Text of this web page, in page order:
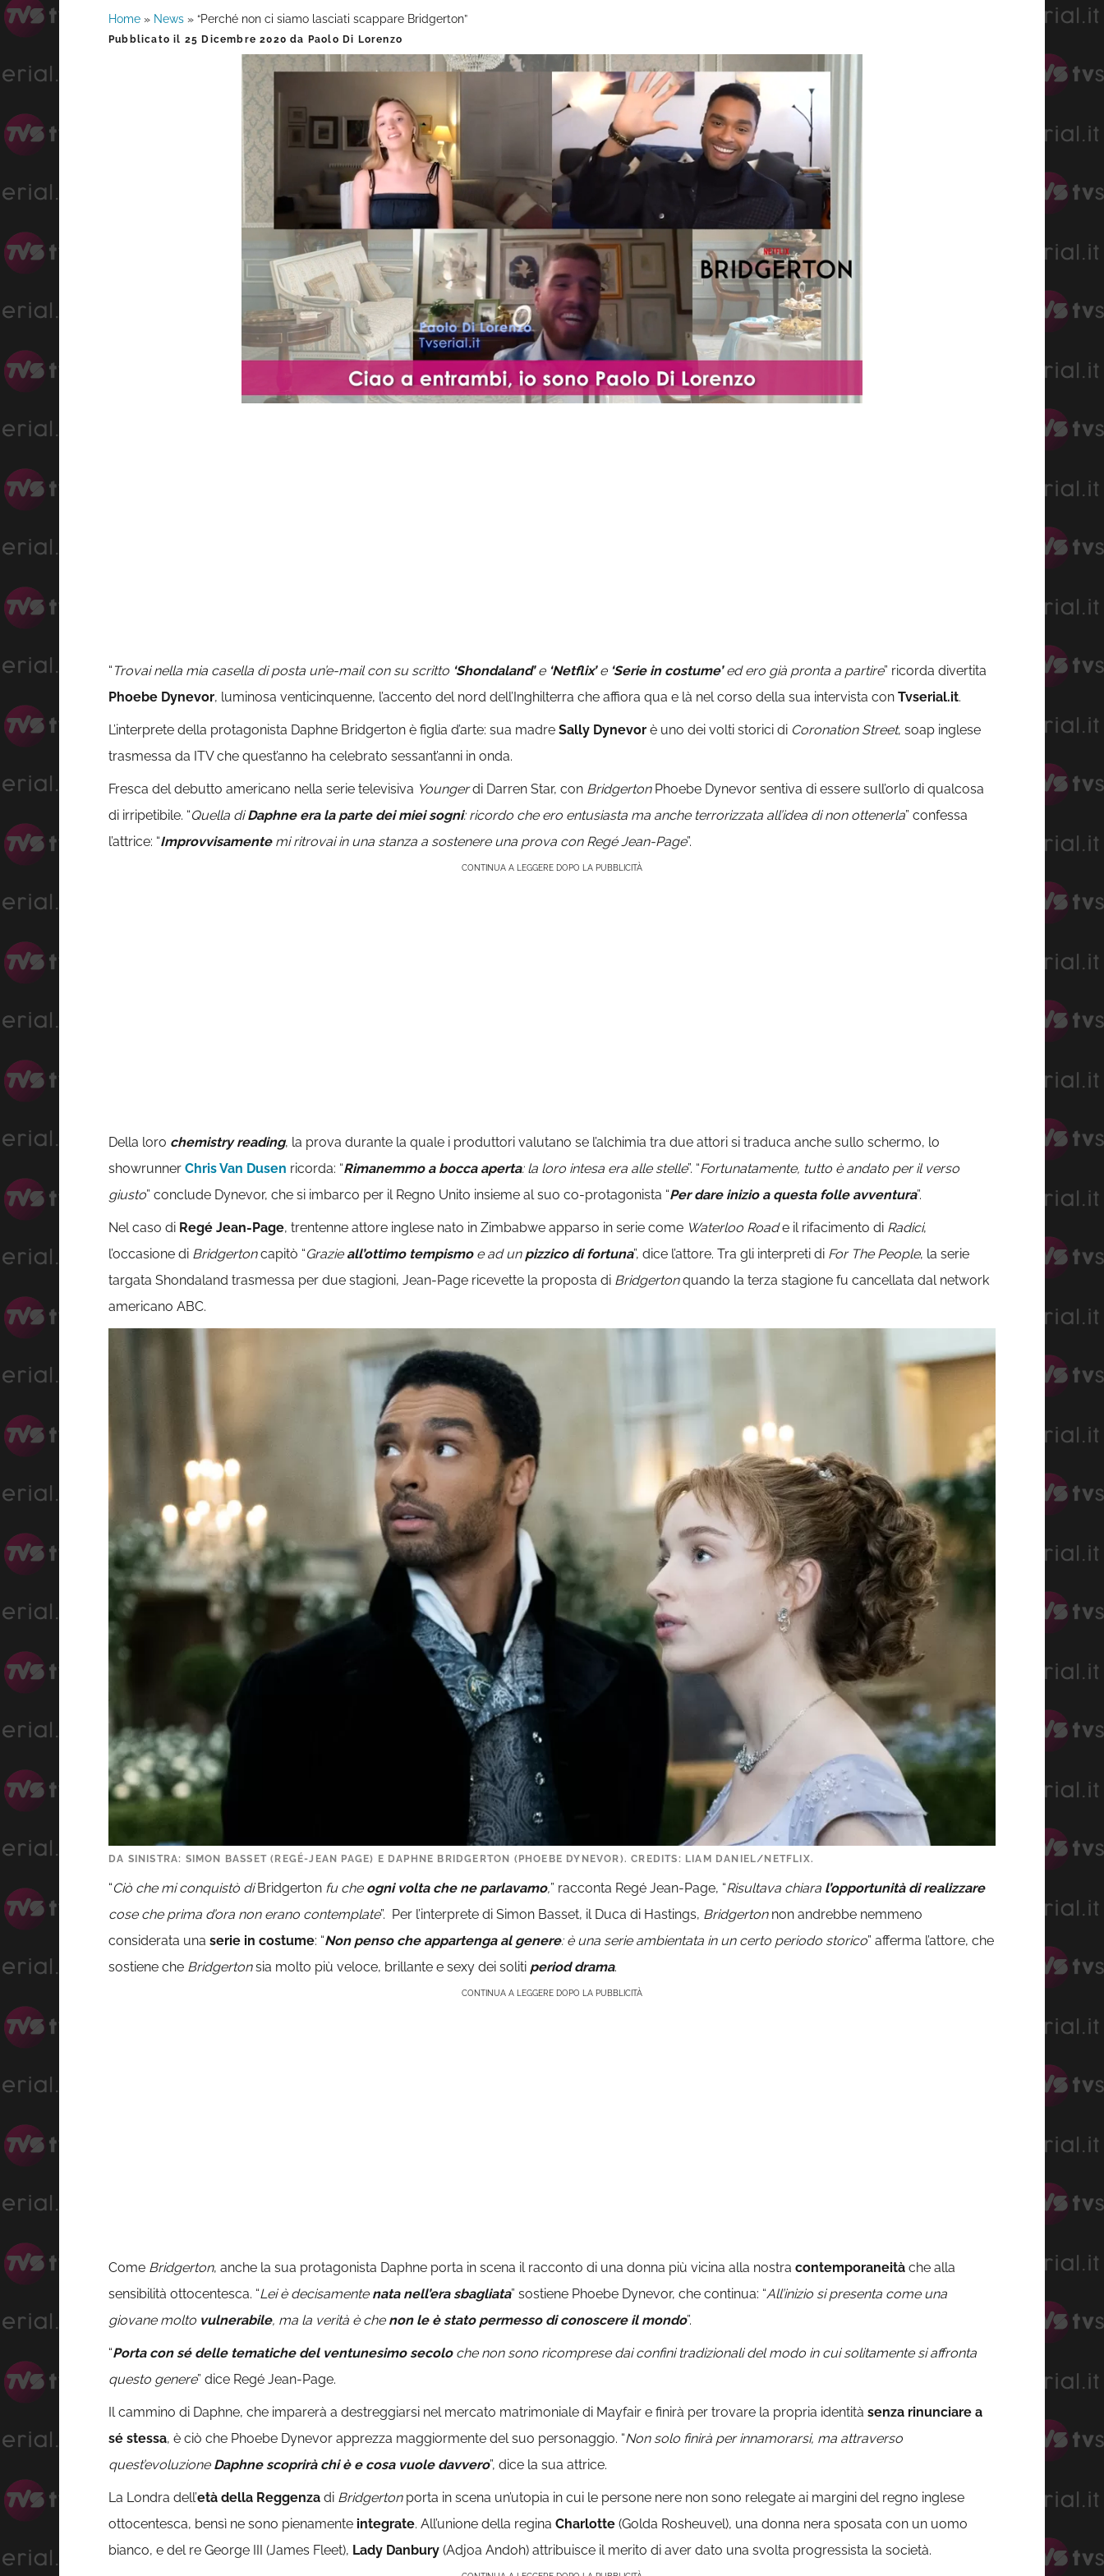
Home » News » “Perché non ci siamo lasciati scappare Bridgerton”
Pubblicato il 25 Dicembre 2020 da Paolo Di Lorenzo
Unmute
Loaded:
0%
Progress:
0%
“ Trovai nella mia casella di posta un’e-mail con su scritto ‘Shondaland’e ‘Netflix’e ‘Serie in costume’ed ero già pronta a partire” ricorda divertita
Phoebe Dynevor, luminosa venticinquenne, l’accento del nord dell’Inghilterra che affiora qua e là nel corso della sua intervista con Tvserial.it.
L’interprete della protagonista Daphne Bridgerton è figlia d’arte: sua madre Sally Dynevor è uno dei volti storici di Coronation Street, soap inglese
trasmessa da ITV che quest’anno ha celebrato sessant’anni in onda.
Fresca del debutto americano nella serie televisiva Youngerdi Darren Star, con BridgertonPhoebe Dynevor sentiva di essere sull’orlo di qualcosa
di irripetibile. “Quella diDaphne era la parte dei miei sogni: ricordo che ero entusiasta ma anche terrorizzata all’idea di non ottenerla” confessa
l’attrice: “Improvvisamentemi ritrovai in una stanza a sostenere una prova con Regé Jean-Page”.
CONTINUA A LEGGERE DOPO LA PUBBLICITÀ
Della loro chemistry reading, la prova durante la quale i produttori valutano se l’alchimia tra due attori si traduca anche sullo schermo, lo
showrunner Chris Van Dusen ricorda: “Rimanemmo a bocca aperta: la loro intesa era alle stelle”. “Fortunatamente, tutto è andato per il verso
giusto” conclude Dynevor, che si imbarco per il Regno Unito insieme al suo co-protagonista “Per dare inizio a questa folle avventura”.
Nel caso di Regé Jean-Page, trentenne attore inglese nato in Zimbabwe apparso in serie come Waterloo Roade il rifacimento di Radici,
l’occasione di Bridgertoncapitò “Grazie all’ottimo tempismoe ad un pizzico di fortuna”, dice l’attore. Tra gli interpreti di For The People, la serie
targata Shondaland trasmessa per due stagioni, Jean-Page ricevette la proposta di Bridgertonquando la terza stagione fu cancellata dal network
americano ABC.
DA SINISTRA: SIMON BASSET (REGÉ-JEAN PAGE) E DAPHNE BRIDGERTON (PHOEBE DYNEVOR). CREDITS: LIAM DANIEL/NETFLIX.
“Ciò che mi conquistò di Bridgerton fu che ogni volta che ne parlavamo,” racconta Regé Jean-Page, “Risultava chiara l’opportunità di realizzare
cose che prima d’ora non erano contemplate”. Per l’interprete di Simon Basset, il Duca di Hastings, Bridgertonnon andrebbe nemmeno
considerata una serie in costume: “Non penso che appartenga al genere: è una serie ambientata in un certo periodo storico” afferma l’attore, che
sostiene che Bridgertonsia molto più veloce, brillante e sexy dei soliti period drama.
CONTINUA A LEGGERE DOPO LA PUBBLICITÀ
Come Bridgerton, anche la sua protagonista Daphne porta in scena il racconto di una donna più vicina alla nostra contemporaneità che alla
sensibilità ottocentesca. “Lei è decisamente nata nell’era sbagliata” sostiene Phoebe Dynevor, che continua: “All’inizio si presenta come una
giovane molto vulnerabile, ma la verità è che non le è stato permesso di conoscere il mondo”.
“Porta con sé delle tematiche del ventunesimo secoloche non sono ricomprese dai confini tradizionali del modo in cui solitamente si affronta
questo genere” dice Regé Jean-Page.
Il cammino di Daphne, che imparerà a destreggiarsi nel mercato matrimoniale di Mayfair e finirà per trovare la propria identità senza rinunciare a
sé stessa, è ciò che Phoebe Dynevor apprezza maggiormente del suo personaggio. “Non solo finirà per innamorarsi, ma attraverso
quest’evoluzione Daphne scoprirà chi è e cosa vuole davvero”, dice la sua attrice.
La Londra dell’età della Reggenza di Bridgertonporta in scena un’utopia in cui le persone nere non sono relegate ai margini del regno inglese
ottocentesca, bensì ne sono pienamente integrate. All’unione della regina Charlotte (Golda Rosheuvel), una donna nera sposata con un uomo
bianco, e del re George III (James Fleet), Lady Danbury (Adjoa Andoh) attribuisce il merito di aver dato una svolta progressista la società.
Barra